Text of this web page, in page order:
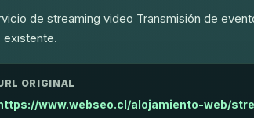
de streaming video Transmisión de
existente.
ORIGINAL
www.webseo.cl/alojamiento-web/